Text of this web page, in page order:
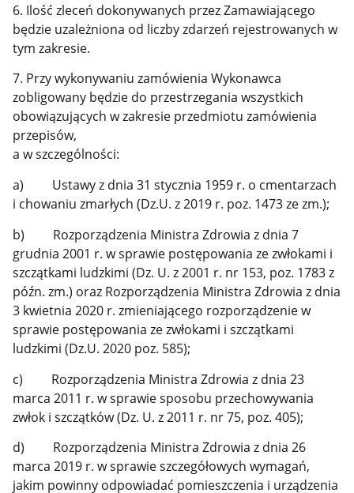
6. Ilość zleceń dokonywanych przez Zamawiającego
będzie uzależniona od liczby zdarzeń rejestrowanych w
tym zakresie.
7. Przy wykonywaniu zamówienia Wykonawca
zobligowany będzie do przestrzegania wszystkich
obowiązujących w zakresie przedmiotu zamówienia
przepisów,
a w szczególności:
a) Ustawy z dnia 31 stycznia 1959 r. o cmentarzach
i chowaniu zmarłych (Dz.U. z 2019 r. poz. 1473 ze zm.);
b) Rozporządzenia Ministra Zdrowia z dnia 7
grudnia 2001 r. w sprawie postępowania ze zwłokami i
szczątkami ludzkimi (Dz. U. z 2001 r. nr 153, poz. 1783 z
późn. zm.) oraz Rozporządzenia Ministra Zdrowia z dnia
3 kwietnia 2020 r. zmieniającego rozporządzenie w
sprawie postępowania ze zwłokami i szczątkami
ludzkimi (Dz.U. 2020 poz. 585);
c) Rozporządzenia Ministra Zdrowia z dnia 23
marca 2011 r. w sprawie sposobu przechowywania
zwłok i szczątków (Dz. U. z 2011 r. nr 75, poz. 405);
d) Rozporządzenia Ministra Zdrowia z dnia 26
marca 2019 r. w sprawie szczegółowych wymagań,
jakim powinny odpowiadać pomieszczenia i urządzenia